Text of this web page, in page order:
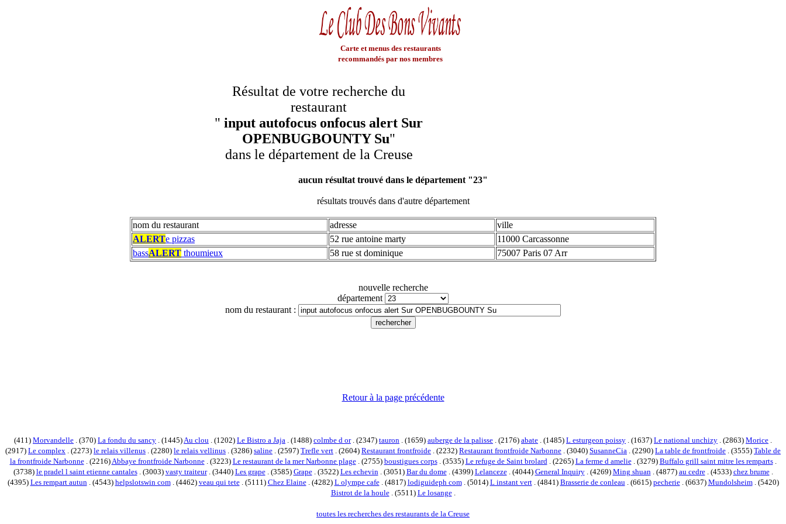
Carte et menus des restaurants
recommandés par nos membres
Résultat de votre recherche du
restaurant
" input autofocus onfocus alert Sur
OPENBUGBOUNTY Su"
dans le département de la Creuse
aucun résultat trouvé dans le département "23"
résultats trouvés dans d'autre département
nom du restaurant adresse
ville
ALERTe pizzas 52 rue antoine marty
11000 Carcassonne
bassALERT thoumieux 58 rue st dominique 75007 Paris 07 Arr
nouvelle recherche
département
nom du restaurant :
Retour à la page précédente
(411) Morvandelle . (370) La fondu du sancy . (1445)Au clou . (1202) Le Bistro a Jaja . (1488) colmbe d or. (2347) tauron . (1659) auberge de la palisse . (2176) abate . (1485) L esturgeon poissy . (1637) Le national unchizy . (2863) Morice .
(2917) Le complex . (2273) le relais villenus . (2280) le relais vellinus . (3286) saline . (2597) Trefle vert . (2604) Restaurant frontfroide . (2232) Restaurant frontfroide Narbonne . (3040) SusanneCia . (2290) La table de frontfroide . (3555) Table de
la frontfroide Narbonne. (2216)Abbaye frontfroide Narbonne. (3223) Le restaurant de la mer Narbonne plage. (2755) boustigues corps. (3535) Le refuge de Saint brolard. (2265) La ferme d amelie. (3279) Buffalo grill saint mitre les remparts.
(3738) le pradel l saint etienne cantales. (3003) vasty traiteur. (3440) Les grape. (3585) Grape. (3522) Les echevin. (3051) Bar du dome. (4399) Lelanceze. (4044) General Inquiry. (4269) Ming shuan. (4877) au cedre. (4533) chez brume.
(4395) Les rempart autun. (4543) helpslotswin com. (4462) veau qui tete. (5111) Chez Elaine. (4282) L olympe cafe. (4817) lodiguideph com. (5014) L instant vert. (4841) Brasserie de conleau. (6615) pecherie. (6637) Mundolsheim. (5420)
Bistrot de la houle. (5511) Le losange.
toutes les recherches des restaurants de la Creuse